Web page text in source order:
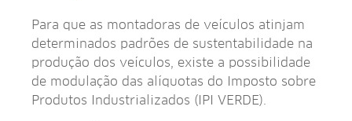
Para que as montadoras de veículos atinjam
determinados padrões de sustentabilidade na
produção dos veículos, existe a possibilidade
de modulação das alíquotas do Imposto sobre
Produtos Industrializados (IPI VERDE).